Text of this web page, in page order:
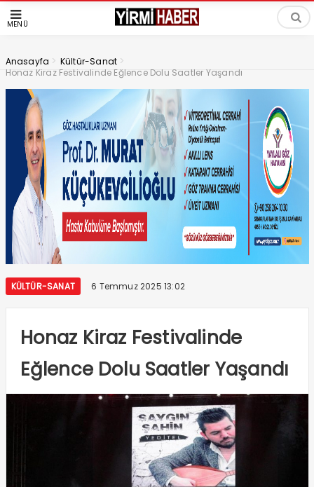
MENÜ
Anasayfa > Kültür-Sanat >
Honaz Kiraz Festivalinde Eğlence Dolu Saatler Yaşandı
KÜLTÜR-SANAT 6 Temmuz 2025 13:02
Honaz Kiraz Festivalinde
Eğlence Dolu Saatler Yaşandı